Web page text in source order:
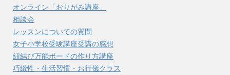
オンライン「おりがみ講座」
相談会
レッスンについての質問
女子小学校受験講座受講の感想
紐結び万能ボードの作り方講座
巧緻性・生活習慣・お行儀クラス